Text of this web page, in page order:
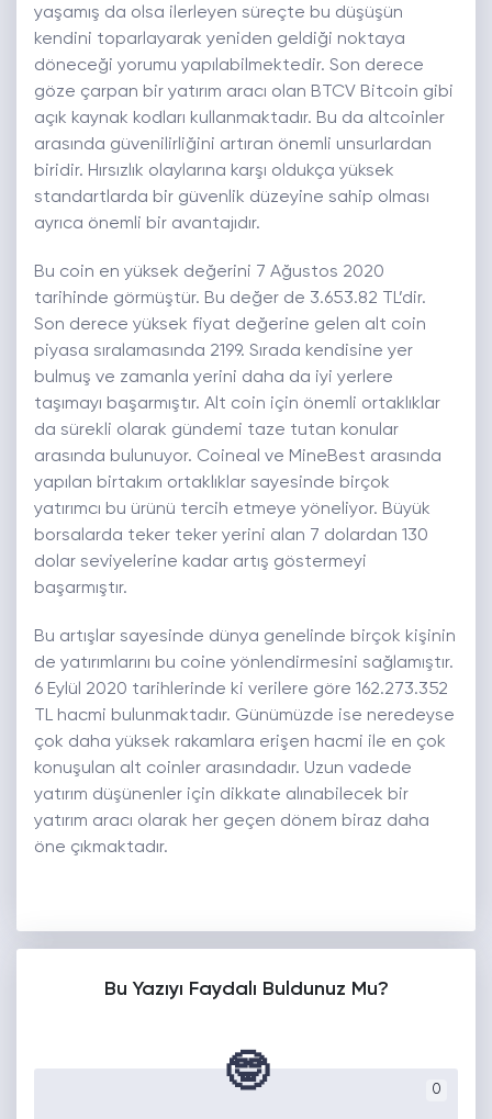
yaşamış da olsa ilerleyen süreçte bu düşüşün
kendini toparlayarak yeniden geldiği noktaya
döneceği yorumu yapılabilmektedir. Son derece
göze çarpan bir yatırım aracı olan BTCV Bitcoin gibi
açık kaynak kodları kullanmaktadır. Bu da altcoinler
arasında güvenilirliğini artıran önemli unsurlardan
biridir. Hırsızlık olaylarına karşı oldukça yüksek
standartlarda bir güvenlik düzeyine sahip olması
ayrıca önemli bir avantajıdır.
Bu coin en yüksek değerini 7 Ağustos 2020
tarihinde görmüştür. Bu değer de 3.653.82 TL’dir.
Son derece yüksek fiyat değerine gelen alt coin
piyasa sıralamasında 2199. Sırada kendisine yer
bulmuş ve zamanla yerini daha da iyi yerlere
taşımayı başarmıştır. Alt coin için önemli ortaklıklar
da sürekli olarak gündemi taze tutan konular
arasında bulunuyor. Coineal ve MineBest arasında
yapılan birtakım ortaklıklar sayesinde birçok
yatırımcı bu ürünü tercih etmeye yöneliyor. Büyük
borsalarda teker teker yerini alan 7 dolardan 130
dolar seviyelerine kadar artış göstermeyi
başarmıştır.
Bu artışlar sayesinde dünya genelinde birçok kişinin
de yatırımlarını bu coine yönlendirmesini sağlamıştır.
6 Eylül 2020 tarihlerinde ki verilere göre 162.273.352
TL hacmi bulunmaktadır. Günümüzde ise neredeyse
çok daha yüksek rakamlara erişen hacmi ile en çok
konuşulan alt coinler arasındadır. Uzun vadede
yatırım düşünenler için dikkate alınabilecek bir
yatırım aracı olarak her geçen dönem biraz daha
öne çıkmaktadır.
Bu Yazıyı Faydalı Buldunuz Mu?
0
🤓